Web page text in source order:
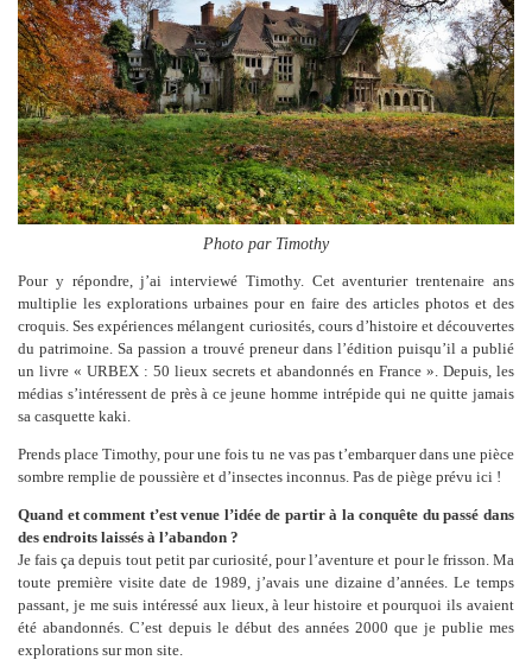
Photo par Timothy
Pour y répondre, j’ai interviewé Timothy. Cet aventurier trentenaire ans
multiplie les explorations urbaines pour en faire des articles photos et des
croquis. Ses expériences mélangent curiosités, cours d’histoire et découvertes
du patrimoine. Sa passion a trouvé preneur dans l’édition puisqu’il a publié
un livre « URBEX : 50 lieux secrets et abandonnés en France ». Depuis, les
médias s’intéressent de près à ce jeune homme intrépide qui ne quitte jamais
sa casquette kaki.
Prends place Timothy, pour une fois tu ne vas pas t’embarquer dans une pièce
sombre remplie de poussière et d’insectes inconnus. Pas de piège prévu ici !
Quand et comment t’est venue l’idée de partir à la conquête du passé dans
des endroits laissés à l’abandon ?
Je fais ça depuis tout petit par curiosité, pour l’aventure et pour le frisson. Ma
toute première visite date de 1989, j’avais une dizaine d’années. Le temps
passant, je me suis intéressé aux lieux, à leur histoire et pourquoi ils avaient
été abandonnés. C’est depuis le début des années 2000 que je publie mes
explorations sur mon site.